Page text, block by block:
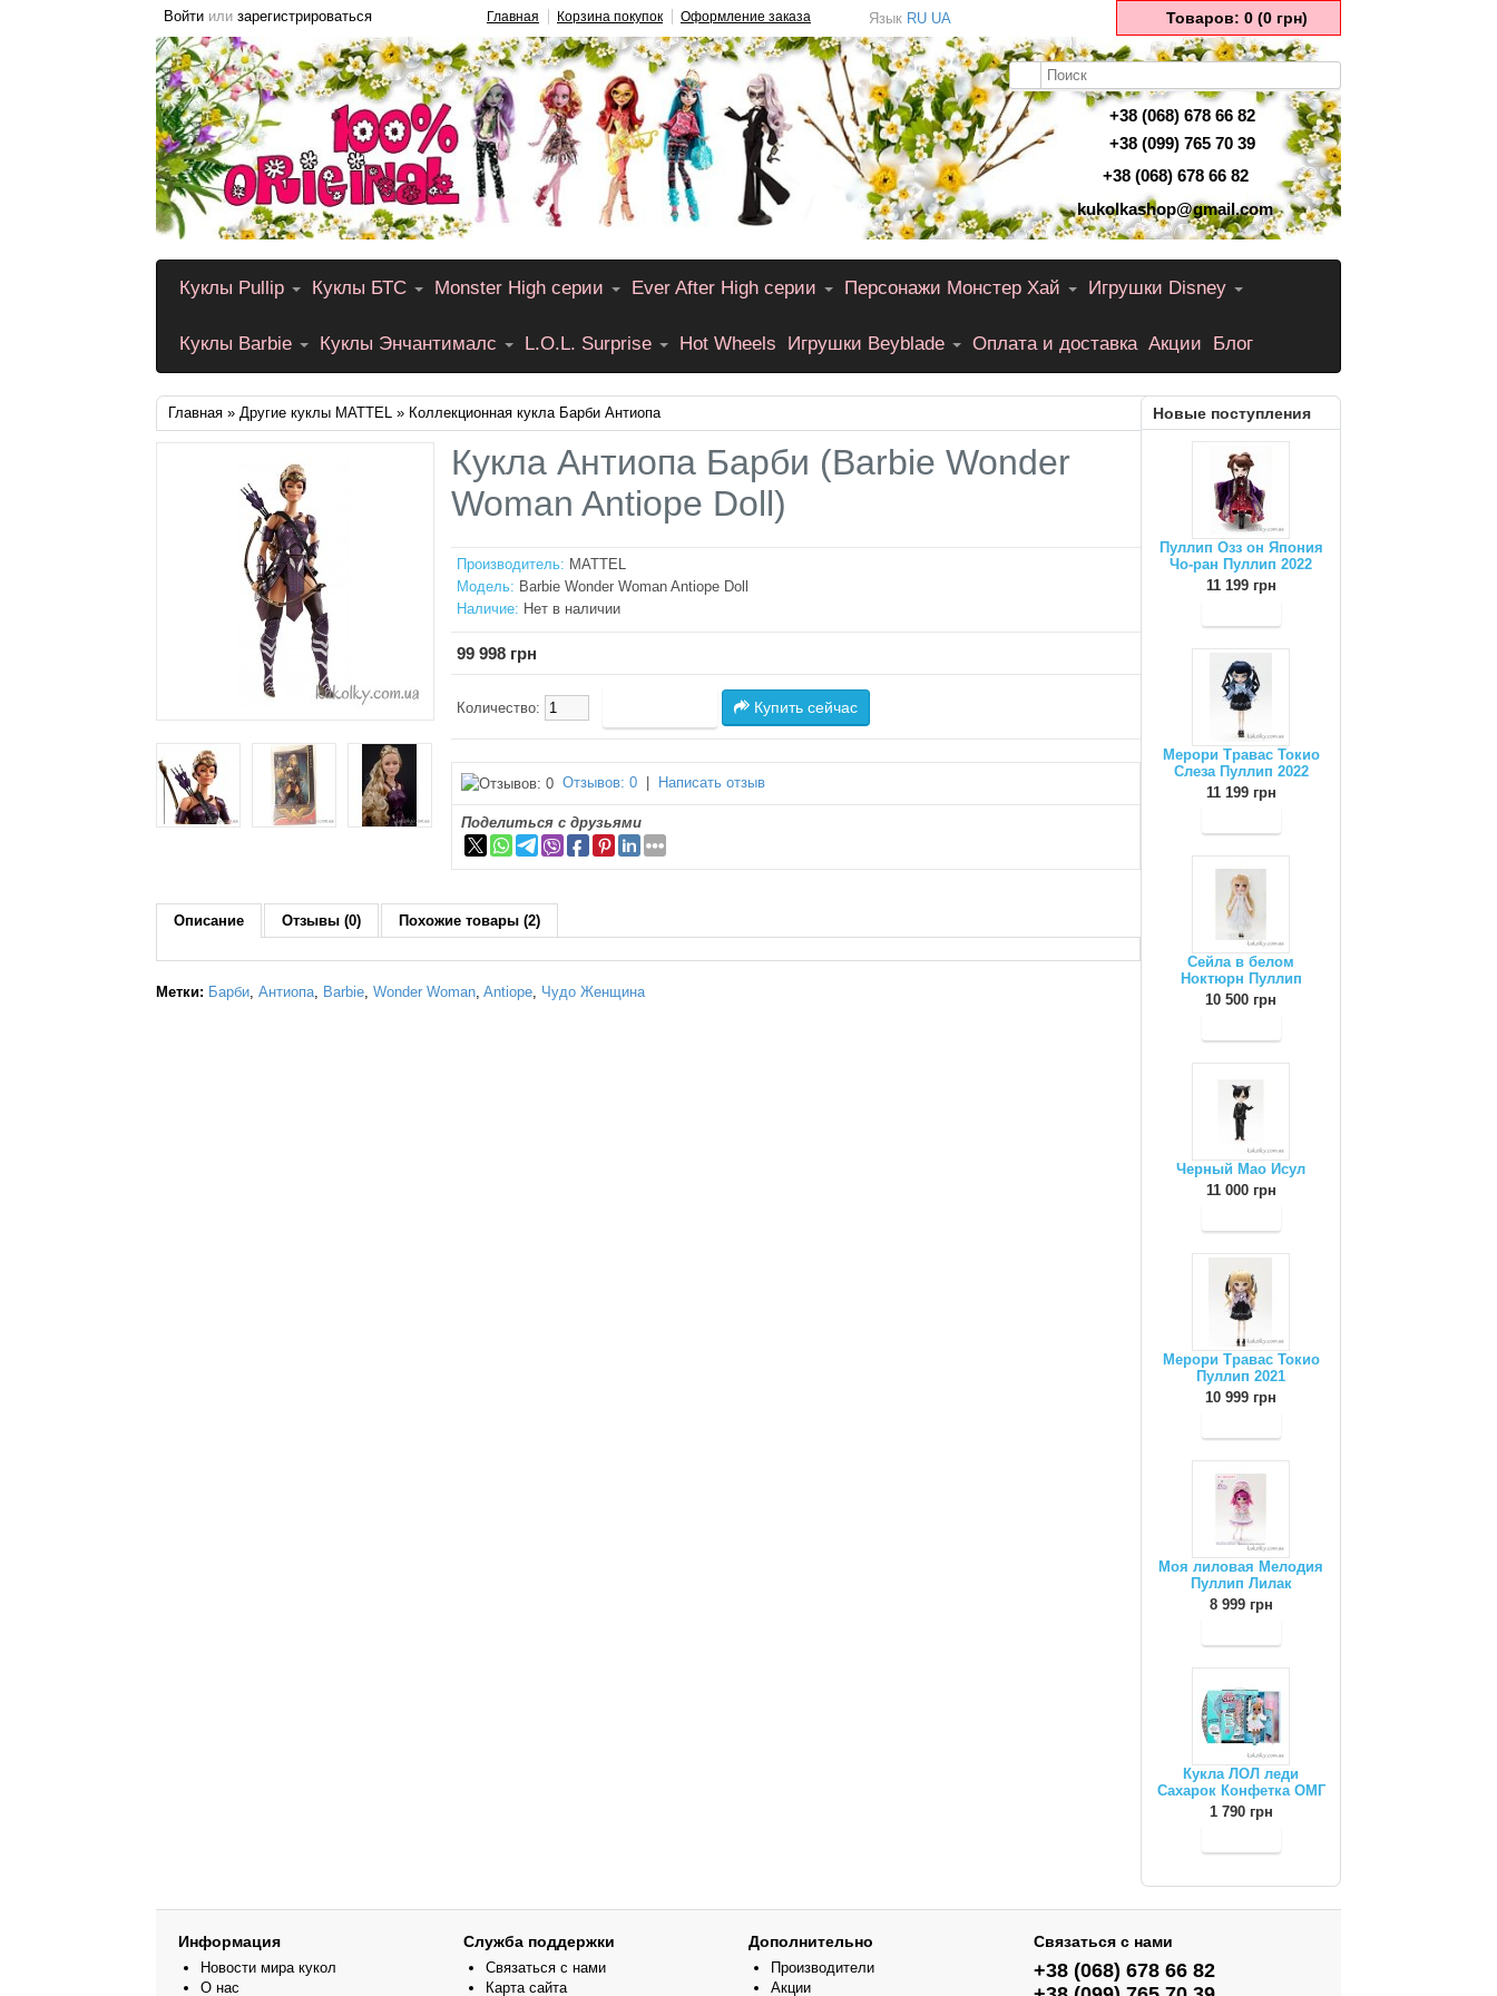
Войти или зарегистрироваться Главная Корзина покупок Оформление заказа Язык RU UA Товаров: 0 (0 грн)
+38 (068) 678 66 82
+38 (099) 765 70 39
+38 (068) 678 66 82
kukolkashop@gmail.com
Куклы Pullip Куклы БТС Monster High серии Ever After High серии Персонажи Монстер Хай Игрушки Disney
Куклы Barbie Куклы Энчантималс L.O.L. Surprise Hot Wheels Игрушки Beyblade Оплата и доставка Акции Блог
Новые поступления
Пуллип Озз он Япония
Чо-ран Пуллип 2022
11 199 грн
Мерори Травас Токио
Слеза Пуллип 2022
11 199 грн
Сейла в белом
Ноктюрн Пуллип
10 500 грн
Черный Мао Исул
11 000 грн
Мерори Травас Токио
Пуллип 2021
10 999 грн
Моя лиловая Мелодия
Пуллип Лилак
8 999 грн
Кукла ЛОЛ леди
Сахарок Конфетка ОМГ
1 790 грн
Главная » Другие куклы MATTEL » Коллекционная кукла Барби Антиопа
Кукла Антиопа Барби (Barbie Wonder
Woman Antiope Doll)
Производитель: MATTEL
Модель: Barbie Wonder Woman Antiope Doll
Наличие: Нет в наличии
99 998 грн
Количество: Купить сейчас
Отзывов: 0 Написать отзыв
Поделиться с друзьями
Описание Отзывы (0) Похожие товары (2)
Метки: Барби Антиопа Barbie Wonder Woman Antiope Чудо Женщина
Информация
Новости мира кукол
О нас
Служба поддержки
Связаться с нами
Карта сайта
Дополнительно
Производители
Акции
Связаться с нами
+38 (068) 678 66 82